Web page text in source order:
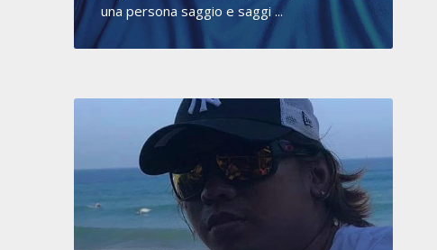
una persona saggio e saggi ...